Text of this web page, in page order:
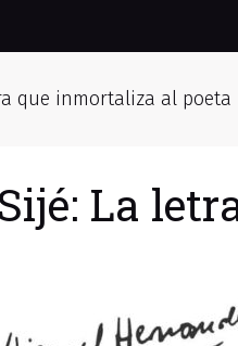
que inmortaliza al poeta
La